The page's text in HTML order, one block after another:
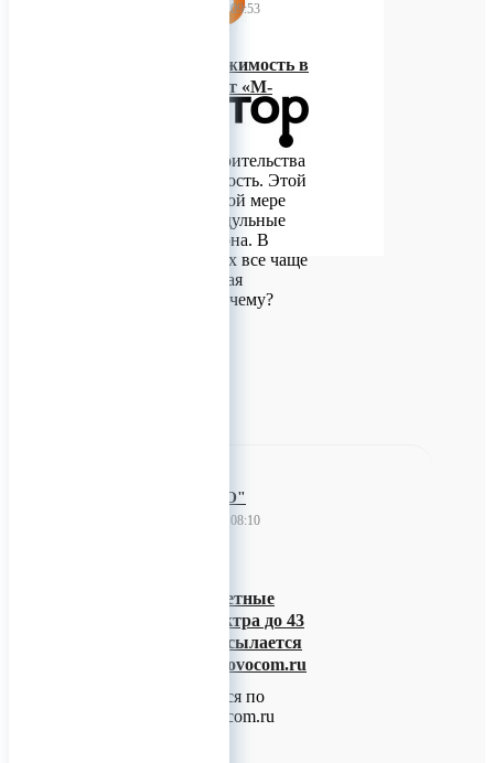
23 ноября 2022 09:53
Движимая недвижимость в
металлоформах от «М-
современного строительства
– быстровозводимость. Этой
концепции в полной мере
соответствуют модульные
дома из фибробетона. В
последнее время их все чаще
называют движимая
недвижимость. Почему?
ООО "НОВО"
23 ноября 2022 08:10
поставляет бюджетные
анализаторы спектра до 43
ГГЦ. Каталог высылается
по запросу NF@novocom.ru
Каталог высылается по
запросу NF@novocom.ru